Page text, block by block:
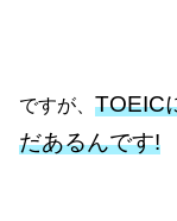
ですが、TOEIC
だあるんです!